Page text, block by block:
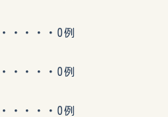
・・・・0例
・・・・0例
・・・・0例